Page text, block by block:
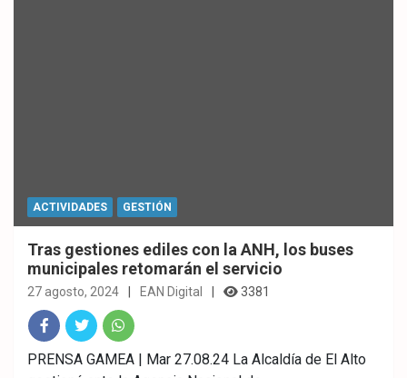
ACTIVIDADES GESTIÓN
Tras gestiones ediles con la ANH, los buses
municipales retomarán el servicio
27 agosto, 2024 EAN Digital 3381
Fac
Twitt What
PRENSA GAMEA | Mar 27.08.24 La Alcaldía de El Alto